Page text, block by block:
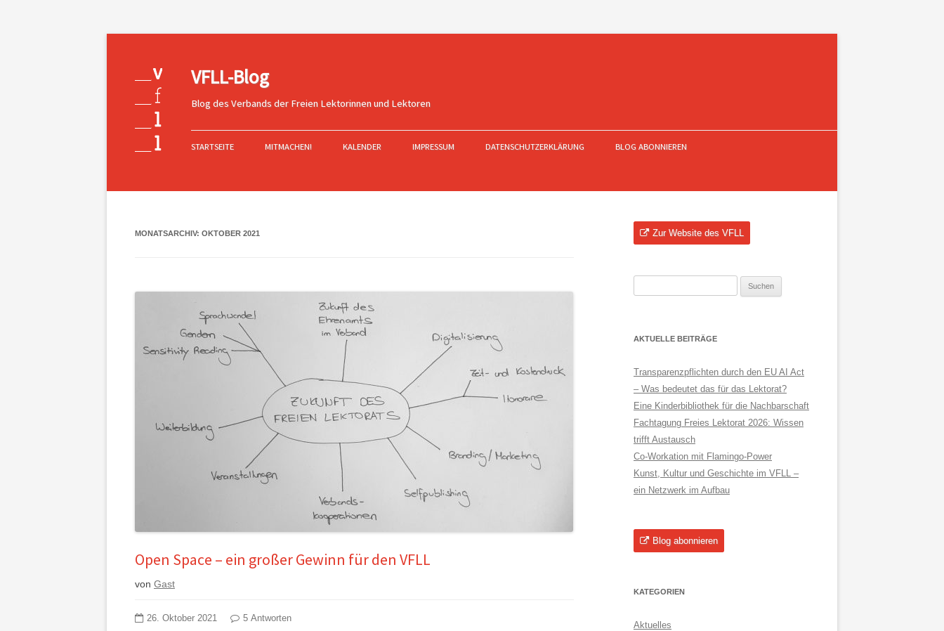
VFLL-Blog
Blog des Verbands der Freien Lektorinnen und Lektoren
Inhalt
STARTSEITE MITMACHEN! KALENDER IMPRESSUM DATENSCHUTZERKLÄRUNG BLOG ABONNIEREN
MONATSARCHIV: OKTOBER 2021
Open Space – ein großer Gewinn für den VFLL
von Gast
26. Oktober 2021 5 Antworten
Zur Website des VFLL
AKTUELLE BEITRÄGE
Transparenzpflichten durch den EU AI Act
– Was bedeutet das für das Lektorat?
Eine Kinderbibliothek für die Nachbarschaft
Fachtagung Freies Lektorat 2026: Wissen
trifft Austausch
Co-Workation mit Flamingo-Power
Kunst, Kultur und Geschichte im VFLL –
ein Netzwerk im Aufbau
Blog abonnieren
KATEGORIEN
Aktuelles